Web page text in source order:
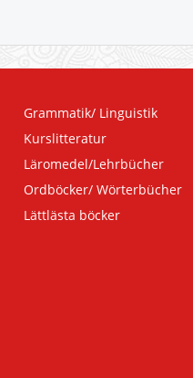
Grammatik/ Linguistik
Kurslitteratur
Läromedel/Lehrbücher
Ordböcker/ Wörterbücher
Lättlästa böcker